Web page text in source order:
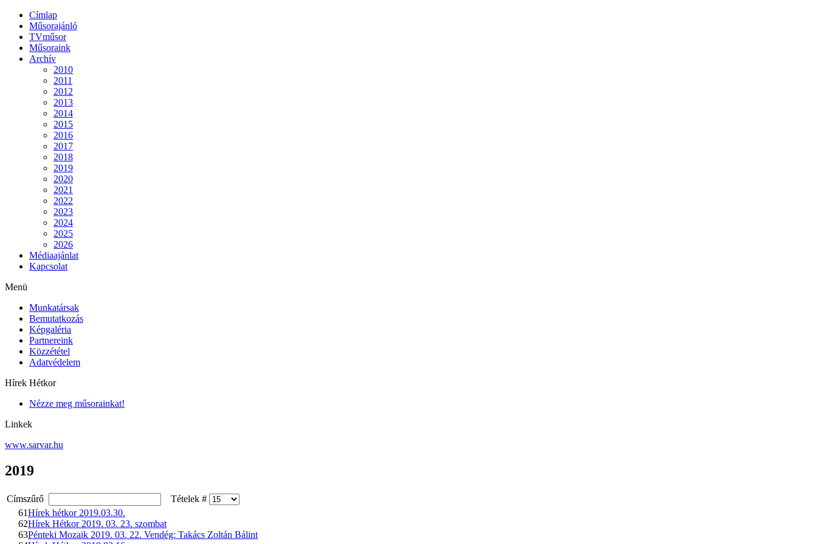
Címlap
Műsorajánló
TVműsor
Műsoraink
Archív
2010
2011
2012
2013
2014
2015
2016
2017
2018
2019
2020
2021
2022
2023
2024
2025
2026
Médiaajánlat
Kapcsolat
Menü
Munkatársak
Bemutatkozás
Képgaléria
Partnereink
Közzététel
Adatvédelem
Hírek Hétkor
Nézze meg műsorainkat!
Linkek
www.sarvar.hu
2019
Címszűrő
Tételek #
61Hírek hétkor 2019.03.30.
62Hírek Hétkor 2019. 03. 23. szombat
63Pénteki Mozaik 2019. 03. 22. Vendég: Takács Zoltán Bálint